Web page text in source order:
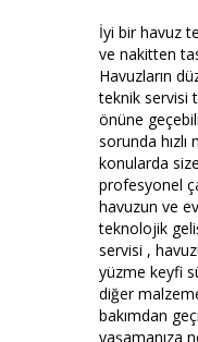
İyi bir havuz
ve nakitten
Havuzların
teknik servisi
önüne
sorunda
konularda
profesyonel
havuzun ve
teknolojik
servisi ,
yüzme keyfi
diğer
bakımdan
yaşamanıza